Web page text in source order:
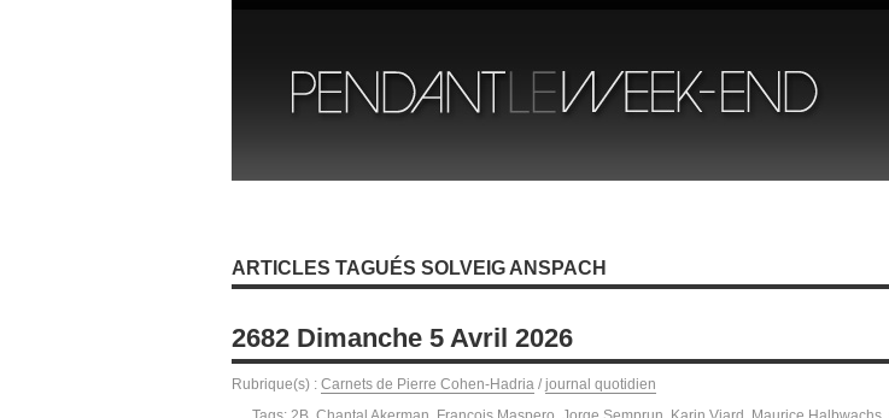
ARTICLES TAGUÉS SOLVEIG ANSPACH
2682 Dimanche 5 Avril 2026
Rubrique(s) : Carnets de Pierre Cohen-Hadria / journal quotidien